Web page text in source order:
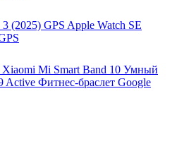
(2025) GPS Apple Watch SE
Mi Smart Band 10 Умный
Active Фитнес-браслет Google